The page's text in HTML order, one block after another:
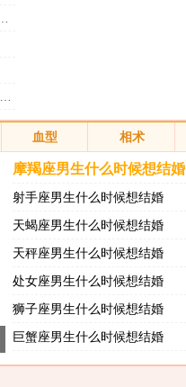
血型 相术
摩羯座男生什么时候想结婚
射手座男生什么时候想结婚
天蝎座男生什么时候想结婚
天秤座男生什么时候想结婚
处女座男生什么时候想结婚
狮子座男生什么时候想结婚
巨蟹座男生什么时候想结婚